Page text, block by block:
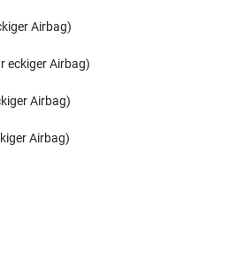
Airbag)
eckiger Airbag)
Airbag)
Airbag)